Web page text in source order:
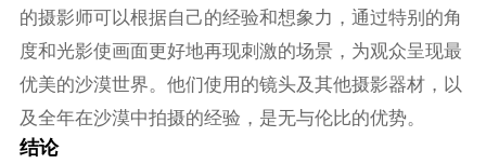
的摄影师可以根据自己的经验和想象力，通过特别的角
度和光影使画面更好地再现刺激的场景，为观众呈现最
优美的沙漠世界。他们使用的镜头及其他摄影器材，以
及全年在沙漠中拍摄的经验，是无与伦比的优势。
结论